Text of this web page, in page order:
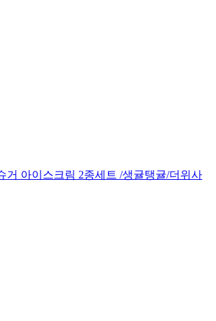
거 아이스크림 2종세트 /생귤탱귤/더위사